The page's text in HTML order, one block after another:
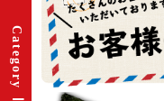
Category